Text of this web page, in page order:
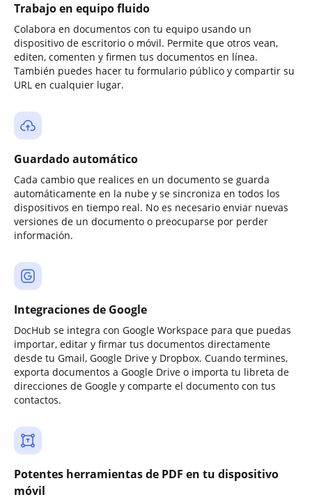
Trabajo en equipo fluido
Colabora en documentos con tu equipo usando un
dispositivo de escritorio o móvil. Permite que otros vean,
editen, comenten y firmen tus documentos en línea.
También puedes hacer tu formulario público y compartir su
URL en cualquier lugar.
Guardado automático
Cada cambio que realices en un documento se guarda
automáticamente en la nube y se sincroniza en todos los
dispositivos en tiempo real. No es necesario enviar nuevas
versiones de un documento o preocuparse por perder
información.
Integraciones de Google
DocHub se integra con Google Workspace para que puedas
importar, editar y firmar tus documentos directamente
desde tu Gmail, Google Drive y Dropbox. Cuando termines,
exporta documentos a Google Drive o importa tu libreta de
direcciones de Google y comparte el documento con tus
contactos.
Potentes herramientas de PDF en tu dispositivo
móvil